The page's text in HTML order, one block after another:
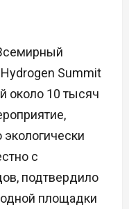
Summit
около 10 тысяч
с
подтвердило
площадки